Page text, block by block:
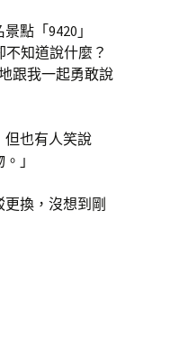
點「9420」
知道說什麼？
跟我一起勇敢說
但也有人笑說
」
換，沒想到剛